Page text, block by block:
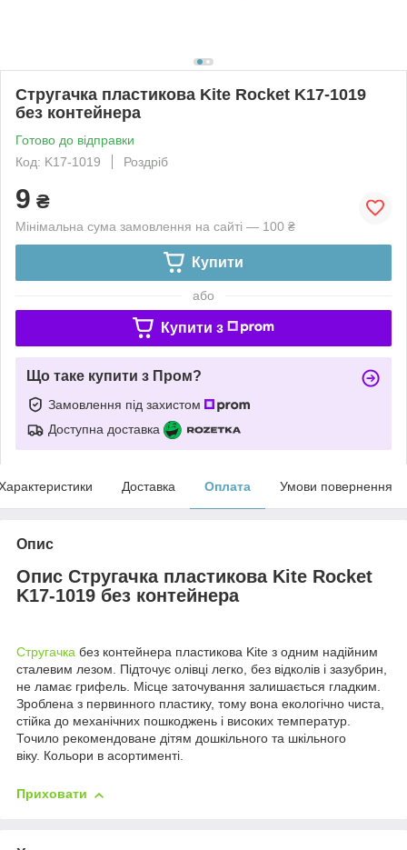
Стругачка пластикова Kite Rocket K17-1019
без контейнера
Готово до відправки
Код: K17-1019
Роздріб
9 ₴
Мінімальна сума замовлення на сайті — 100 ₴
Купити
або
Купити з
Що таке купити з Пром?
Замовлення під захистом
Доступна доставка
Доставка Оплата Умови повернення
Опис
Опис Стругачка пластикова Kite Rocket
K17-1019 без контейнера
Стругачка без контейнера пластикова Kite з одним надійним
сталевим лезом. Підточує олівці легко, без відколів і зазубрин,
не ламає грифель. Місце заточування залишається гладким.
Зроблена з первинного пластику, тому вона екологічно чиста,
стійка до механічних пошкоджень і високих температур.
Точило рекомендоване дітям дошкільного та шкільного
віку. Кольори в асортименті.
Приховати